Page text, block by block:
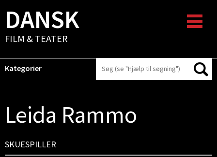
DANSK
FILM & TEATER
Kategorier
Leida Rammo
SKUESPILLER